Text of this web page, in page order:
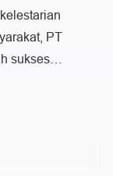
PT
sukses